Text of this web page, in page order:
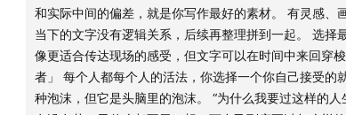
01:50:18东北小旅游团
本期内容相关资料
「✅俄罗斯种地」
中国：人便宜、地贵。
俄罗斯：人贵、地便宜。地广，人稀。
俄罗斯种地，十年九涝。
是真正意义上的风险投资。披着一层工业化的外衣，让你
和实际中间的偏差，就是你写作最好的素材。 有灵感、
当下的文字没有逻辑关系，后续再整理拼到一起。 选择
像更适合传达现场的感受，但文字可以在时间中来回穿
者」 每个人都每个人的活法，你选择一个你自己接受的
种泡沫，但它是头脑里的泡沫。 “为什么我要过这样的